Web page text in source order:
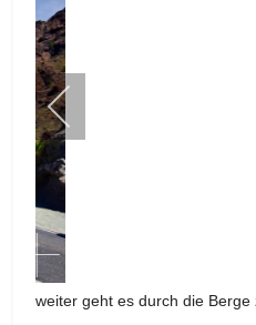
weiter geht es durch die Berge